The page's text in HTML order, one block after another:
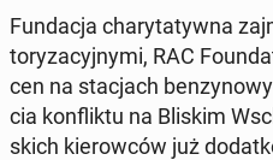
Fun­da­cja cha­ry­ta­tyw­na
to­ry­za­cyj­ny­mi, RAC
cen na sta­cjach
cia kon­flik­tu na Bliskim
skich kie­row­ców już